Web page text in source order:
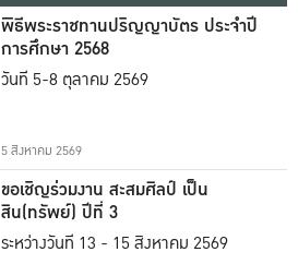
พิธีพระราชทานปริญญาบัตร ประจำปี
การศึกษา 2568
วันที่ 5-8 ตุลาคม 2569
5 สิงหาคม 2569
ขอเชิญร่วมงาน สะสมศิลป์ เป็น
สิน(ทรัพย์) ปีที่ 3
ระหว่างวันที่ 13 - 15 สิงหาคม 2569